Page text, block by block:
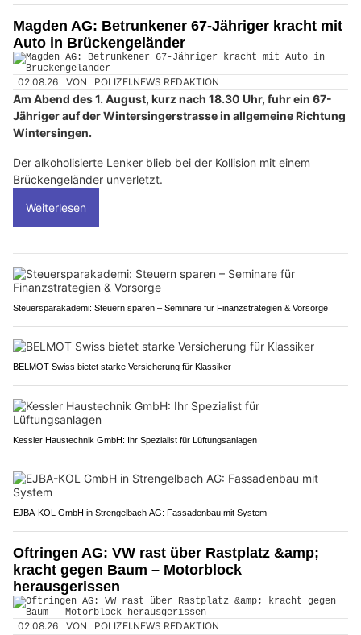
Magden AG: Betrunkener 67-Jähriger kracht mit
Auto in Brückengeländer
02.08.26 VON POLIZEI.NEWS REDAKTION
Am Abend des 1. August, kurz nach 18.30 Uhr, fuhr ein 67-
Jähriger auf der Wintersingerstrasse in allgemeine Richtung
Wintersingen.
Der alkoholisierte Lenker blieb bei der Kollision mit einem
Brückengeländer unverletzt.
Weiterlesen
Steuersparakademi: Steuern sparen – Seminare für Finanzstrategien & Vorsorge
BELMOT Swiss bietet starke Versicherung für Klassiker
Kessler Haustechnik GmbH: Ihr Spezialist für Lüftungsanlagen
EJBA-KOL GmbH in Strengelbach AG: Fassadenbau mit System
Oftringen AG: VW rast über Rastplatz &amp;
kracht gegen Baum – Motorblock
herausgerissen
02.08.26 VON POLIZEI.NEWS REDAKTION